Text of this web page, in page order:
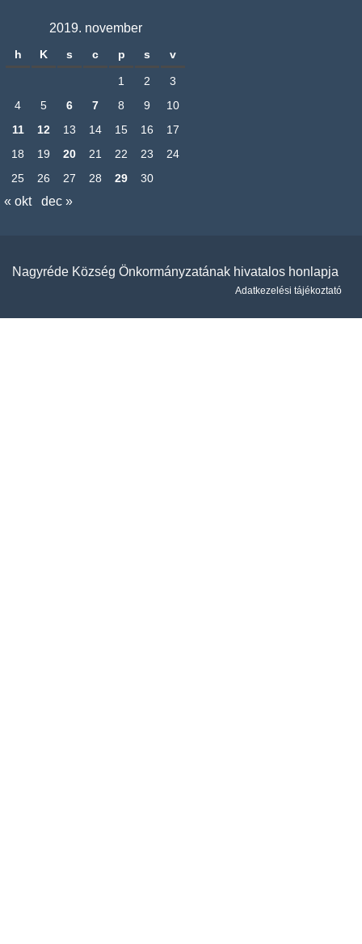
2019. november
h K s c p s v
1 2
3
4
5 6 7 8 9
10
11
12 13 14 15 16
17
18
19 20 21 22 23
24
25
26 27 28 29 30
« okt dec »
Nagyréde Község Önkormányzatának hivatalos honlapja
Adatkezelési tájékoztató